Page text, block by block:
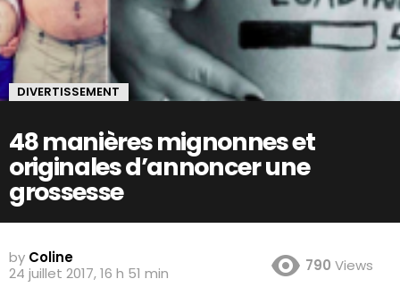
DIVERTISSEMENT
48 manières mignonnes et
originales d’annoncer une
grossesse
by Coline
24 juillet 2017, 16 h 51 min
790 Views